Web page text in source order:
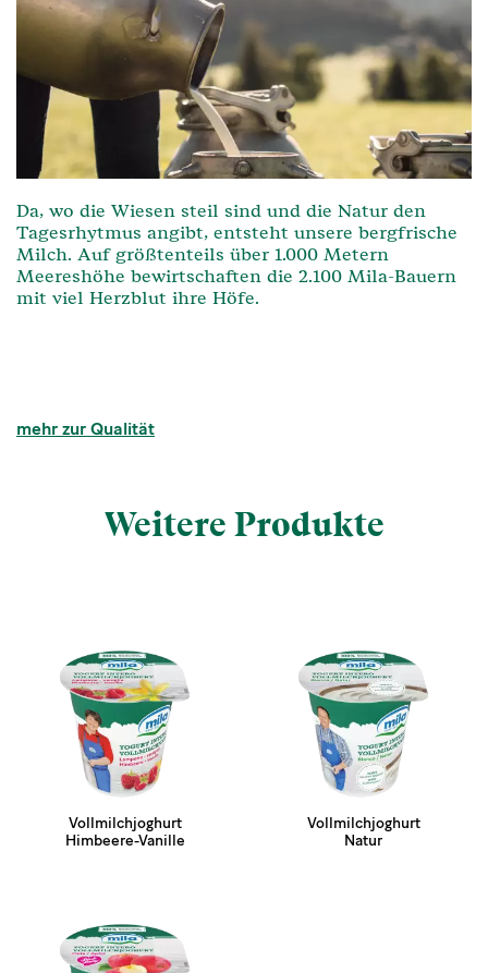
Da, wo die Wiesen steil sind und die Natur den
Tagesrhytmus angibt, entsteht unsere bergfrische
Milch. Auf größtenteils über 1.000 Metern
Meereshöhe bewirtschaften die 2.100 Mila-Bauern
mit viel Herzblut ihre Höfe.
mehr zur Qualität
Weitere Produkte
Vollmilchjoghurt
Himbeere-Vanille
Vollmilchjoghurt
Natur